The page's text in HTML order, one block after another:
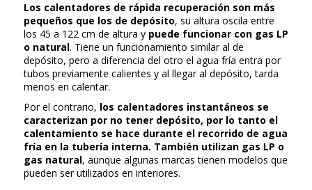
Los calentadores de rápida recuperación son más
pequeños que los de depósito, su altura oscila entre
los 45 a 122 cm de altura y puede funcionar con gas LP
o natural. Tiene un funcionamiento similar al de
depósito, pero a diferencia del otro el agua fría entra por
tubos previamente calientes y al llegar al depósito, tarda
menos en calentar.
Por el contrario, los calentadores instantáneos se
caracterizan por no tener depósito, por lo tanto el
calentamiento se hace durante el recorrido de agua
fría en la tubería interna. También utilizan gas LP o
gas natural, aunque algunas marcas tienen modelos que
pueden ser utilizados en interiores.